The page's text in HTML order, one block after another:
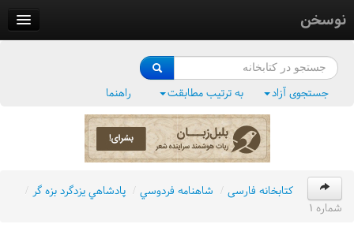
نوسخن
فرهنگ واژگان
جستجوی آزاد به ترتیب مطابقت راهنما
کتابخانه فارسی / شاهنامه فردوسي / پادشاهي يزدگرد بزه گر /
شماره ١